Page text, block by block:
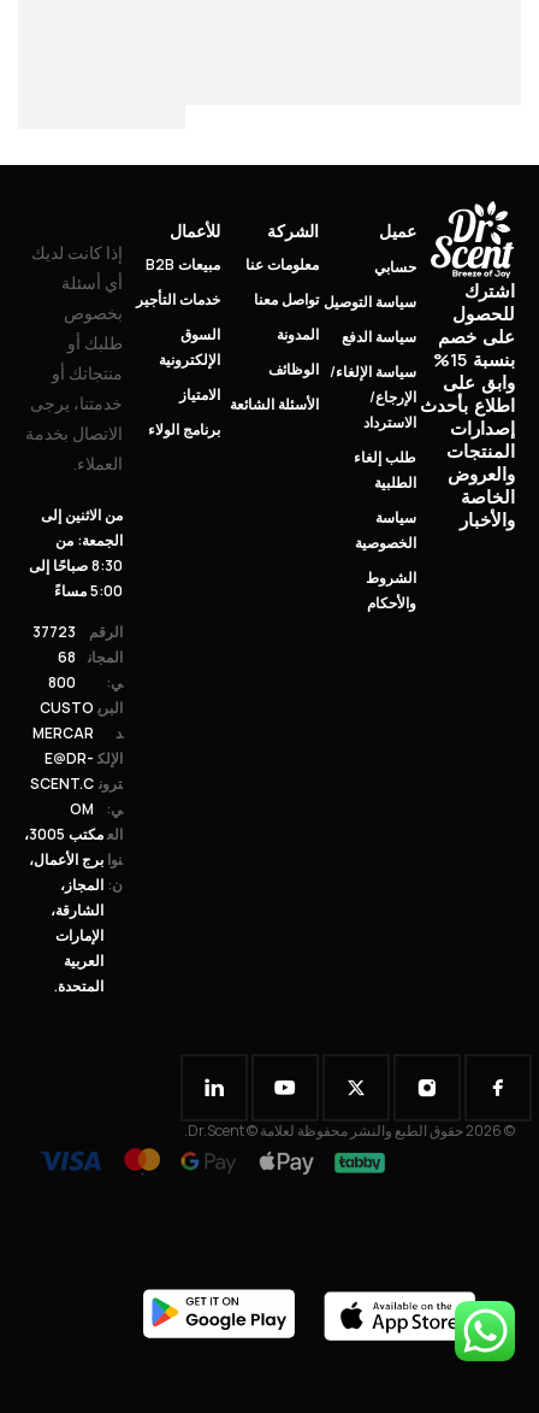
اشترك
للحصول
على خصم
بنسبة 15%
وابق على
اطلاع بأحدث
إصدارات
المنتجات
والعروض
الخاصة
والأخبار
عميل
حسابي
سياسة التوصيل
سياسة الدفع
سياسة الإلغاء/
الإرجاع/
الاسترداد
طلب إلغاء
الطلبية
سياسة
الخصوصية
الشروط
والأحكام
الشركة
معلومات عنا
تواصل معنا
المدونة
الوظائف
الأسئلة الشائعة
للأعمال
مبيعات B2B
خدمات التأجير
السوق
الإلكترونية
الامتياز
برنامج الولاء
إذا كانت لديك
أي أسئلة
بخصوص
طلبك أو
منتجاتك أو
خدمتنا، يرجى
الاتصال بخدمة
العملاء.
من الاثنين إلى
الجمعة: من
8:30 صباحًا إلى
5:00 مساءً
الرقم
المجان
ي:
37723
68
800
البري
د
الإلك
ترون
ي:
CUSTO
MERCAR
E@DR-
SCENT.C
OM
الع
نوا
ن:
مكتب 3005،
برج الأعمال،
المجاز،
الشارقة،
الإمارات
العربية
المتحدة.
© 2026 حقوق الطبع والنشر محفوظة لعلامة © Dr.Scent.